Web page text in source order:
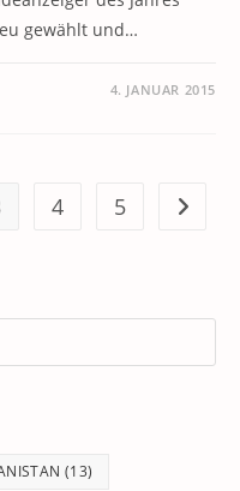
gewählt und…
4. JANUAR 2015
4 5 Zur
(13)